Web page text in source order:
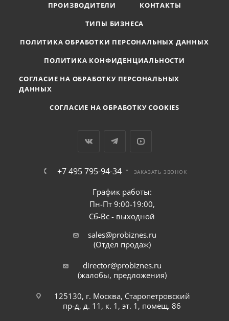
ПРОИЗВОДИТЕЛИ
КОНТАКТЫ
ТИПЫ БИЗНЕСА
ПОЛИТИКА ОБРАБОТКИ ПЕРСОНАЛЬНЫХ ДАННЫХ
ПОЛИТИКА КОНФИДЕНЦИАЛЬНОСТИ
СОГЛАСИЕ НА ОБРАБОТКУ ПЕРСОНАЛЬНЫХ
ДАННЫХ
СОГЛАСИЕ НА ОБРАБОТКУ COOKIES
+7 495 795-94-34 ЗАКАЗАТЬ ЗВОНОК
График работы:
Пн-Пт 9:00-19:00,
Сб-Вс - выходной
sales@probiznes.ru
(Отдел продаж)
director@probiznes.ru
(жалобы, предложения)
125130, г. Москва, Старопетровский
пр-д, д. 11, к. 1, эт. 1, помещ. 86